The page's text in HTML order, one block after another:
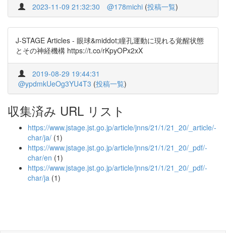
2023-11-09 21:32:30 @178michi (投稿一覧)
J-STAGE Articles - 眼球&middot;瞳孔運動に現れる覚醒状態
とその神経機構 https://t.co/rKpyOPx2xX
2019-08-29 19:44:31
@ypdmkUeOg3YU4T3 (投稿一覧)
収集済み URL リスト
https://www.jstage.jst.go.jp/article/jnns/21/1/21_20/_article/-
char/ja/ (1)
https://www.jstage.jst.go.jp/article/jnns/21/1/21_20/_pdf/-
char/en (1)
https://www.jstage.jst.go.jp/article/jnns/21/1/21_20/_pdf/-
char/ja (1)